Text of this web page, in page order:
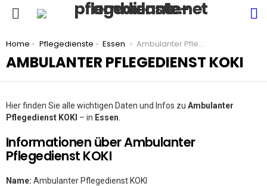
You are here:
Home Pflegedienste Essen Ambulanter Pflegedienst KOKI
AMBULANTER PFLEGEDIENST KOKI
Hier finden Sie alle wichtigen Daten und Infos zu Ambulanter
Pflegedienst KOKI – in Essen
Informationen über Ambulanter
Pflegedienst KOKI
Name: Ambulanter Pflegedienst KOKI